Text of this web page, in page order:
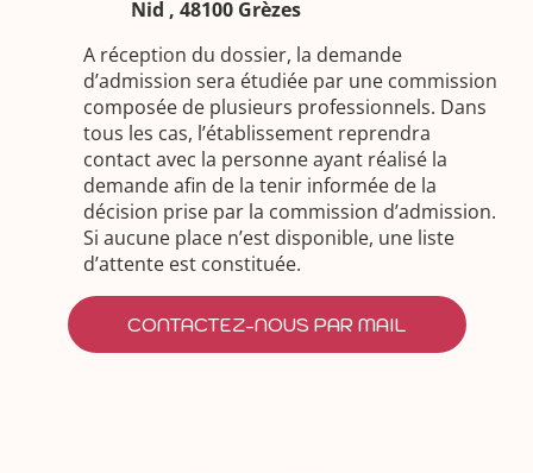
Nid , 48100 Grèzes
A réception du dossier, la demande
d’admission sera étudiée par une commission
composée de plusieurs professionnels. Dans
tous les cas, l’établissement reprendra
contact avec la personne ayant réalisé la
demande afin de la tenir informée de la
décision prise par la commission d’admission.
Si aucune place n’est disponible, une liste
d’attente est constituée.
CONTACTEZ-NOUS PAR MAIL